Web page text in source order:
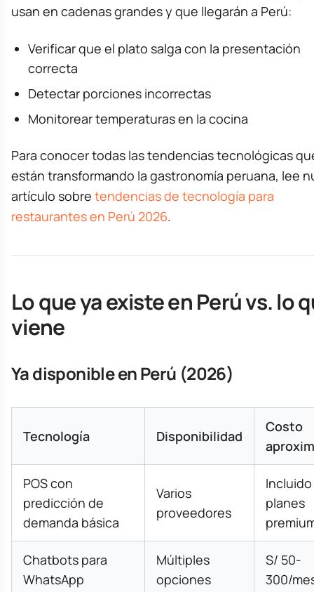
usan en cadenas grandes y que llegarán a Perú:
Verificar que el plato salga con la presentación
correcta
Detectar porciones incorrectas
Monitorear temperaturas en la cocina
Para conocer todas las tendencias tecnológicas
están transformando la gastronomía peruana, lee
artículo sobre tendencias de tecnología para
restaurantes en Perú 2026.
Lo que ya existe en Perú vs. lo
viene
Ya disponible en Perú (2026)
Tecnología Disponibilidad
Costo
POS con
predicción de
demanda básica
Varios
proveedores
planes
Chatbots para
WhatsApp
Múltiples
opciones
S/ 50-
300/